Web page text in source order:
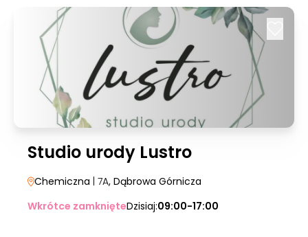
Studio urody Lustro
Chemiczna | 7A, Dąbrowa Górnicza
Wkrótce zamknięteDzisiaj:09:00-17:00